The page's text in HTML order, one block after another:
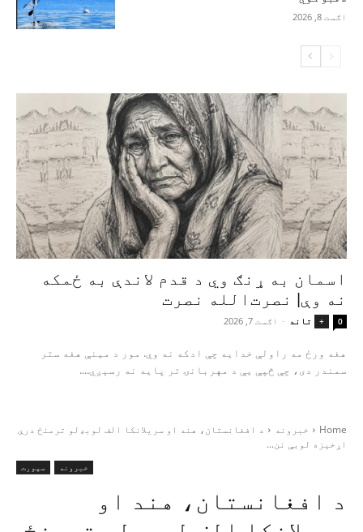
اګست 8, 2026
اسمان به ړنګ وي د قدم لاندې به ځمکه
نه وې| نصرت‌الله نصرت
+ تاند - اګست 7, 2026 0
هغه ورځ مه راولې خدایه چې ادکه نه وي. مور د مینې هغه ستر
سمندر دی، چې څپې یې د مهربانۍ تر پایه نه رسېږي....